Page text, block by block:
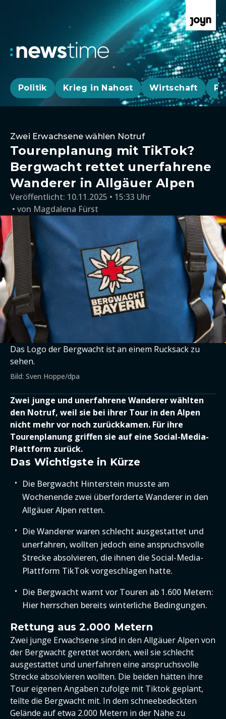
Politik Krieg in Nahost Wirtschaft
Zwei Erwachsene wählen Notruf
Tourenplanung mit TikTok?
Bergwacht rettet unerfahrene
Wanderer in Allgäuer Alpen
Veröffentlicht: 10.11.2025 • 15:33 Uhr
von Magdalena Fürst
Das Logo der Bergwacht ist an einem Rucksack zu
sehen.
Bild: Sven Hoppe/dpa
Zwei junge und unerfahrene Wanderer wählten
den Notruf, weil sie bei ihrer Tour in den Alpen
nicht mehr vor noch zurückkamen. Für ihre
Tourenplanung griffen sie auf eine Social-Media-
Plattform zurück.
Das Wichtigste in Kürze
Die Bergwacht Hinterstein musste am
Wochenende zwei überforderte Wanderer in den
Allgäuer Alpen retten.
Die Wanderer waren schlecht ausgestattet und
unerfahren, wollten jedoch eine anspruchsvolle
Strecke absolvieren, die ihnen die Social-Media-
Plattform TikTok vorgeschlagen hatte.
Die Bergwacht warnt vor Touren ab 1.600 Metern:
Hier herrschen bereits winterliche Bedingungen.
Rettung aus 2.000 Metern
Zwei junge Erwachsene sind in den Allgäuer Alpen von
der Bergwacht gerettet worden, weil sie schlecht
ausgestattet und unerfahren eine anspruchsvolle
Strecke absolvieren wollten. Die beiden hätten ihre
Tour eigenen Angaben zufolge mit Tiktok geplant,
teilte die Bergwacht mit. In dem schneebedeckten
Gelände auf etwa 2.000 Metern in der Nähe zu